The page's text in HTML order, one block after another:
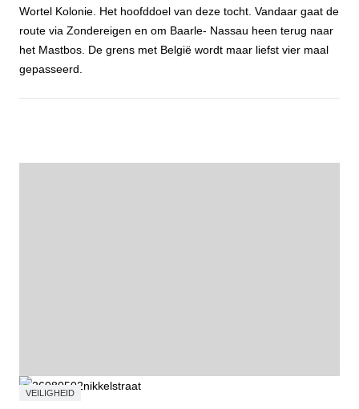
Wortel Kolonie. Het hoofddoel van deze tocht. Vandaar gaat de
route via Zondereigen en om Baarle- Nassau heen terug naar
het Mastbos. De grens met België wordt maar liefst vier maal
gepasseerd.
VEILIGHEID